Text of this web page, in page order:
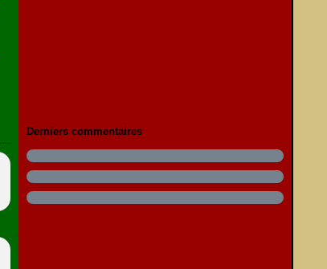
Derniers commentaires